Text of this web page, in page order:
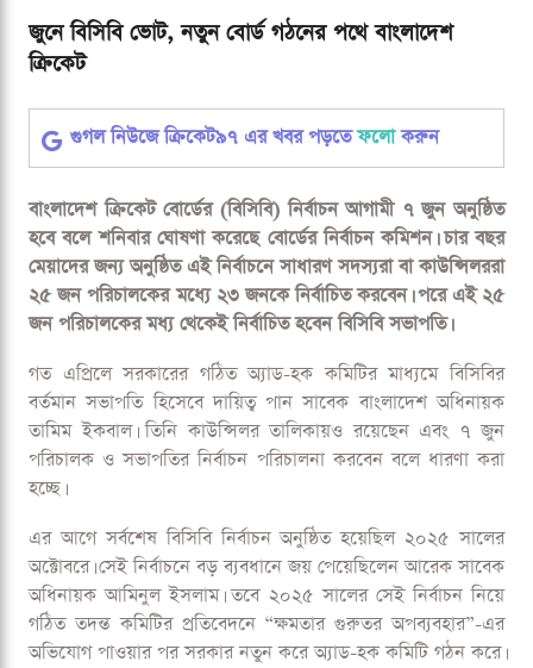
জুনে বিসিবি ভোট, নতুন বোর্ড গঠনের পথে বাংলাদেশ
ক্রিকেট
গুগল নিউজে ক্রিকেট৯৭ এর খবর পড়তেফলোকরুন
বাংলাদেশ ক্রিকেট বোর্ডের (বিসিবি) নির্বাচন আগামী ৭ জুন অনুষ্ঠিত
হবে বলে শনিবার ঘোষণা করেছে বোর্ডের নির্বাচন কমিশন। চার বছর
২৫ জন পরিচালকের মধ্যে ২৩ জনকে নির্বাচিত করবেন। পরে এই ২৫
জন পরিচালকের মধ্য থেকেই নির্বাচিত হবেন বিসিবি সভাপতি।
গত এপ্রিলে সরকারের গঠিত অ্যাড-হক কমিটির মাধ্যমে বিসিবির
বর্তমান সভাপতি হিসেবে দায়িত্ব পান সাবেক বাংলাদেশ অধিনায়ক